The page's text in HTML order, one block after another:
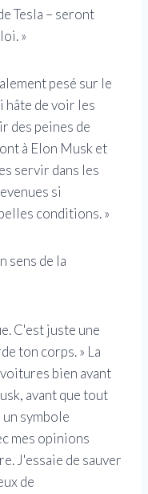
Tesla – seront
»
pesé sur le
hâte de voir les
des peines de
à Elon Musk et
servir dans les
si
conditions. »
sens de la
C'est juste une
ton corps. » La
bien avant
avant que tout
un symbole
mes opinions
J'essaie de sauver
de